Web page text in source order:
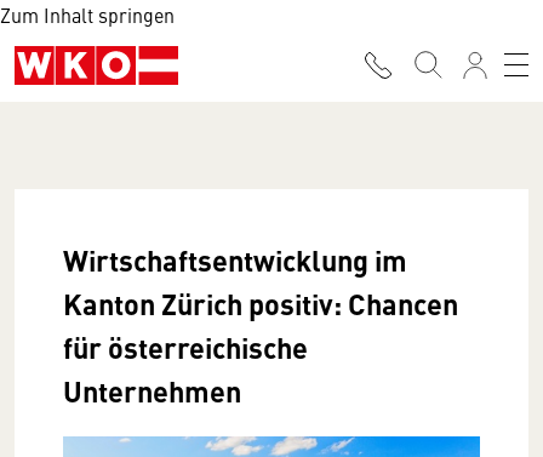
Zum Inhalt springen
Wirtschaftsentwicklung im
Kanton Zürich positiv: Chancen
für österreichische
Unternehmen